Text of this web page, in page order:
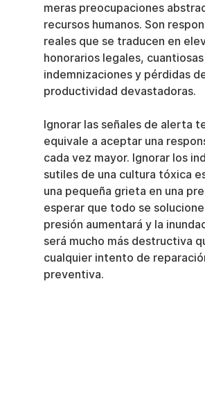
meras preocupaciones
recursos humanos. Son
reales que se traducen en
honorarios legales, cuantiosas
indemnizaciones y pérdidas
productividad devastadoras.
Ignorar las señales de alerta
equivale a aceptar una
cada vez mayor. Ignorar los
sutiles de una cultura tóxica
una pequeña grieta en una
esperar que todo se
presión aumentará y la
será mucho más destructiva
cualquier intento de
preventiva.